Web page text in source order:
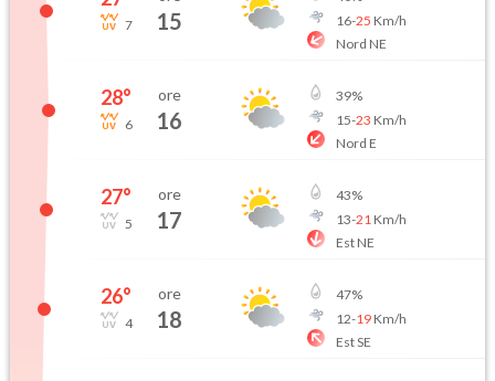
7 15
16-25 Km/h
Nord NE
28°
6
ore
16
39%
15-23 Km/h
Nord E
27°
5
ore
17
43%
13-21 Km/h
Est NE
26°
4
ore
18
47%
12-19Km/h
Est SE